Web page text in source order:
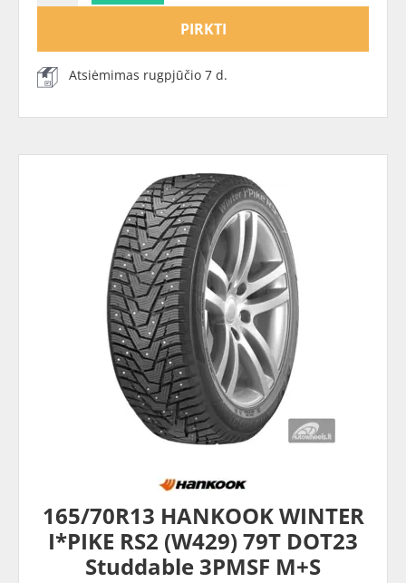
PIRKTI
Atsiėmimas rugpjūčio 7 d.
165/70R13 HANKOOK WINTER
I*PIKE RS2 (W429) 79T DOT23
Studdable 3PMSF M+S